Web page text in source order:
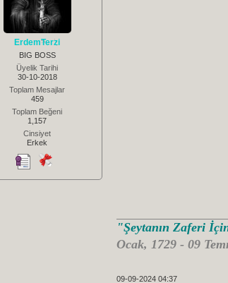
ErdemTerzi
BIG BOSS
Üyelik Tarihi
30-10-2018
Toplam Mesajlar
459
Toplam Beğeni
1,157
Cinsiyet
Erkek
"Şeytanın Zaferi
Ocak, 1729 - 09
09-09-2024 04:37